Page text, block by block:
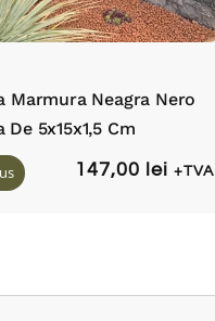
Marmura Neagra Nero
De 5x15x1,5 Cm
147,00 lei +TVA